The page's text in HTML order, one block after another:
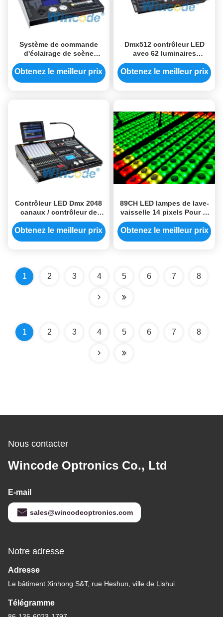
Système de commande
d'éclairage de scène
personnalisé Console de
lumière de tête mobile avec
Obtenez le meilleur prix
Dmx512 contrôleur LED
avec 62 luminaires
intelligents, contrôleur de
lumière DJ pour le club de
Obtenez le meilleur prix
Contrôleur LED Dmx 2048
canaux / contrôleur de
lumière de scène pour la
bibliothèque de luminaires
Obtenez le meilleur prix
89CH LED lampes de lave-
vaisselle 14 pixels Pour le
bâtiment extérieur Strobe
1-20 fois / seconde
Obtenez le meilleur prix
1 2 3 4 5 6 7 8
1 2 3 4 5 6 7 8
Nous contacter
Wincode Optronics Co., Ltd
E-mail
sales@wincodeoptronics.com
Notre adresse
Adresse
Le bâtiment Xinhong S&T, rue Heshun, ville de Lishui
Télégramme